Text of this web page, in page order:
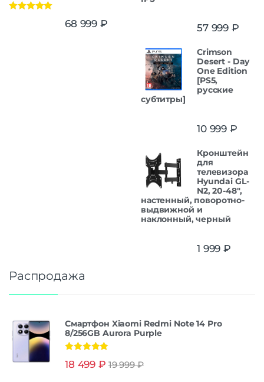
68 999 ₽ 57 999 ₽
Crimson
Desert - Day
One Edition
[PS5,
русские
субтитры]
10 999 ₽
Кронштейн
для
телевизора
Hyundai GL-
N2, 20-48",
настенный, поворотно-
выдвижной и
наклонный, черный
1 999 ₽
Распродажа
Смартфон Xiaomi Redmi Note 14 Pro
8/256GB Aurora Purple
из 5
18 499 ₽ 19 999₽